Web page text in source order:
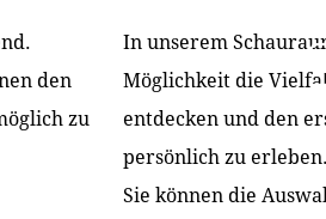
& REFERENZEN
den
zu
In unserem
Möglichkeit die
entdecken und den
persönlich zu erleben.
Sie können die